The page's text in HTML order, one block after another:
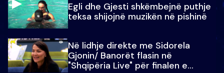
Egli dhe Gjesti shkëmbejnë puthje
teksa shijojnë muzikën në pishinë
Në lidhje direkte me Sidorela
Gjonin/ Banorët flasin në
"Shqipëria Live" për finalen e